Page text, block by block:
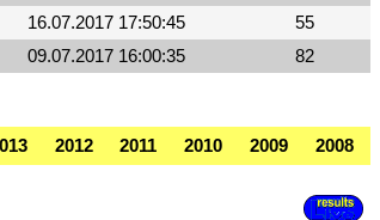
16.07.2017 17:50:45
55
09.07.2017 16:00:35 82
2012 2011 2010 2009 2008